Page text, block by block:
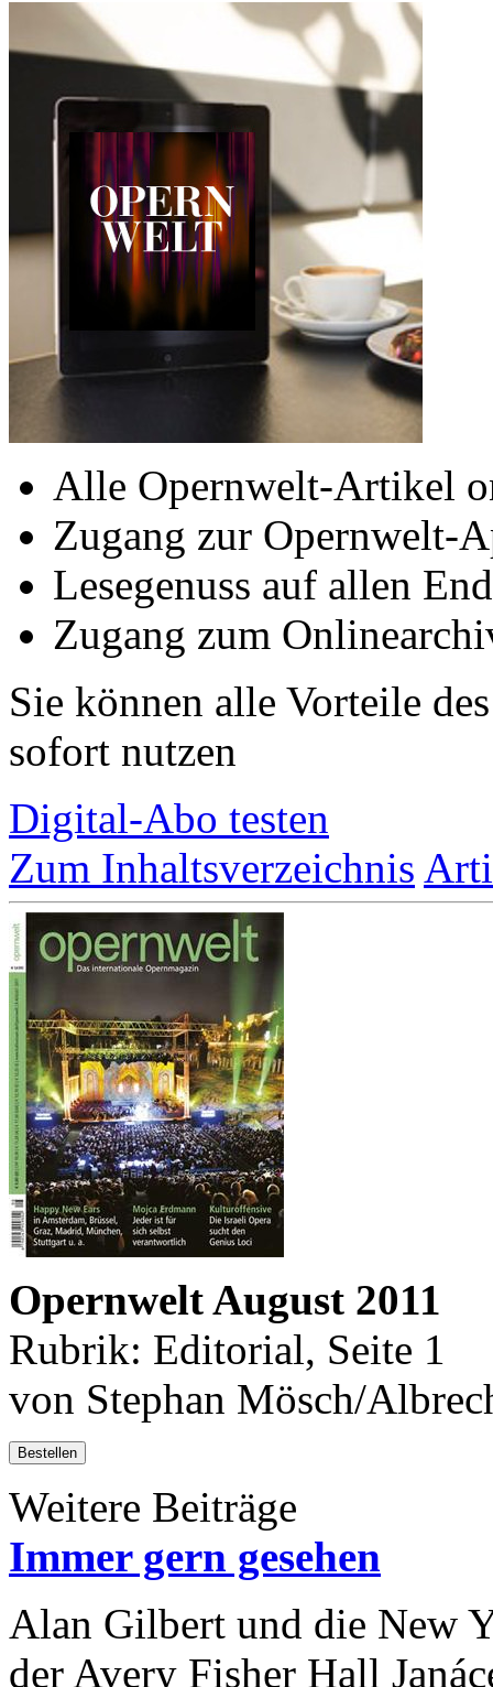
Alle Opernwelt-Artikel
Zugang zur Opernwelt-
Lesegenuss auf allen
Zugang zum
Sie können alle Vorteile
sofort nutzen
Digital-Abo testen
Zum Inhaltsverzeichnis
Opernwelt August 2011
Rubrik: Editorial, Seite 1
von Stephan Mösch/
Bestellen
Weitere Beiträge
Immer gern gesehen
Alan Gilbert und die New
der Avery Fisher Hall